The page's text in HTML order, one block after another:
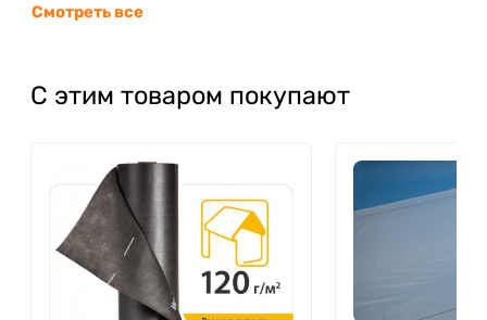
Содержание цинка в металлической
размеры поддона [мм] - 1200 x 800 x 940
Идеальная для классических
домов
5 нижних волн и 6 вершин, придают кровле
Смотреть все
С этим товаром покупают